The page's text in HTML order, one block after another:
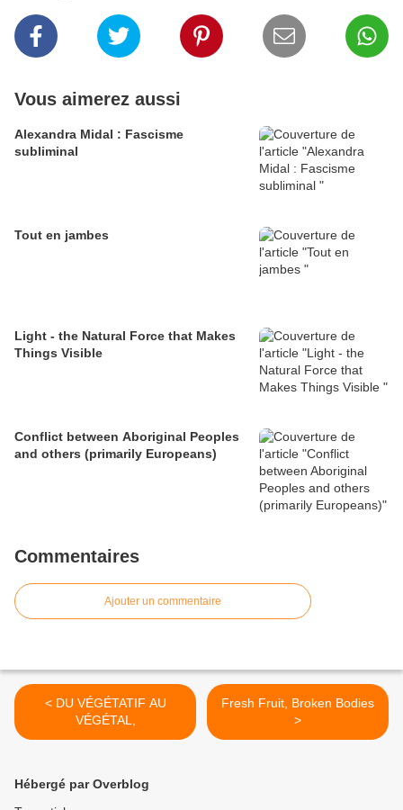
Vous aimerez aussi
Alexandra Midal : Fascisme
subliminal
Tout en jambes
Light - the Natural Force that Makes
Things Visible
Conflict between Aboriginal Peoples
and others (primarily Europeans)
Commentaires
Ajouter un commentaire
< DU VÉGÉTATIF AU
VÉGÉTAL,
Fresh Fruit, Broken Bodies
>
Hébergé par Overblog